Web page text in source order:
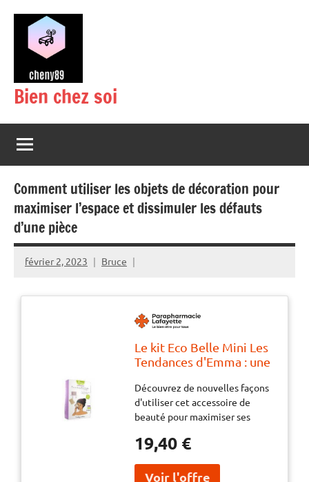
contenu
Bien chez soi
Comment utiliser les objets de décoration pour
maximiser l’espace et dissimuler les défauts
d’une pièce
février 2, 2023 Bruce
Le kit Eco Belle Mini Les
Tendances d'Emma : une
responsable pour une
routine beauté
respectueuse de
carrés + 1 pochette + 1
filet
Découvrez de nouvelles façons
d'utiliser cet accessoire de
beauté pour maximiser ses
des coiffures originales et
polyvalent peut également être
19,40 €